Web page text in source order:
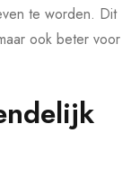
te worden. Dit
ook beter voor